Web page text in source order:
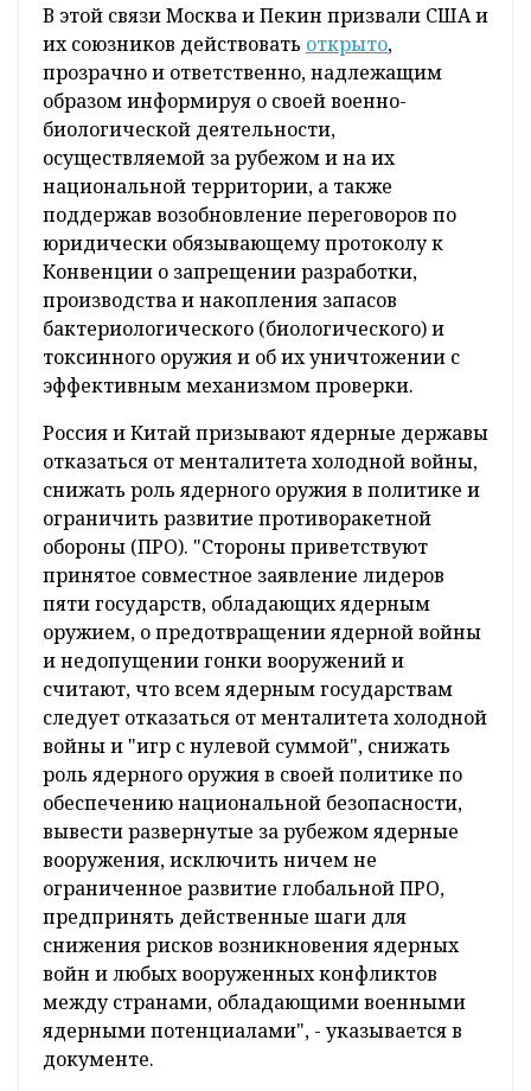
В этой связи Москва и Пекин призвали США и
их союзников действовать открыто,
прозрачно и ответственно, надлежащим
образом информируя о своей военно-
биологической деятельности,
осуществляемой за рубежом и на их
национальной территории, а также
поддержав возобновление переговоров по
юридически обязывающему протоколу к
Конвенции о запрещении разработки,
производства и накопления запасов
бактериологического (биологического) и
токсинного оружия и об их уничтожении с
эффективным механизмом проверки.
Россия и Китай призывают ядерные державы
отказаться от менталитета холодной войны,
снижать роль ядерного оружия в политике и
ограничить развитие противоракетной
обороны (ПРО). "Стороны приветствуют
принятое совместное заявление лидеров
пяти государств, обладающих ядерным
оружием, о предотвращении ядерной войны
и недопущении гонки вооружений и
считают, что всем ядерным государствам
следует отказаться от менталитета холодной
войны и "игр с нулевой суммой", снижать
роль ядерного оружия в своей политике по
обеспечению национальной безопасности,
вывести развернутые за рубежом ядерные
вооружения, исключить ничем не
ограниченное развитие глобальной ПРО,
предпринять действенные шаги для
снижения рисков возникновения ядерных
войн и любых вооруженных конфликтов
между странами, обладающими военными
ядерными потенциалами", - указывается в
документе.